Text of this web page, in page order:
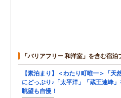
「バリアフリー 和洋室」を含む宿泊
【素泊まり】＜わたり町唯一＞「天
にどっぷり♪「太平洋」「蔵王連峰
眺望も自慢！